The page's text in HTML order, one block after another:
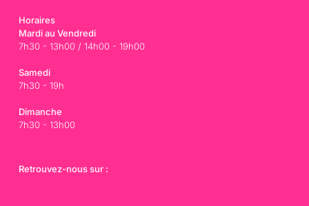
Horaires
Mardi au Vendredi
7h30 - 13h00 / 14h00 - 19h00
Samedi
7h30 - 19h
Dimanche
7h30 - 13h00
Retrouvez-nous sur :